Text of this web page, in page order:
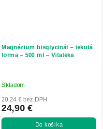
Magnézium bisglycinát – tekutá
forma – 500 ml – Vitateka
Skladom
20,24 € bez DPH
24,90 €
Do košíka